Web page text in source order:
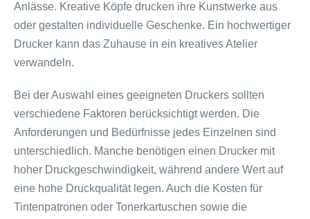
Anlässe. Kreative Köpfe drucken ihre Kunstwerke aus
oder gestalten individuelle Geschenke. Ein hochwertiger
Drucker kann das Zuhause in ein kreatives Atelier
verwandeln.
Bei der Auswahl eines geeigneten Druckers sollten
verschiedene Faktoren berücksichtigt werden. Die
Anforderungen und Bedürfnisse jedes Einzelnen sind
unterschiedlich. Manche benötigen einen Drucker mit
hoher Druckgeschwindigkeit, während andere Wert auf
eine hohe Druckqualität legen. Auch die Kosten für
Tintenpatronen oder Tonerkartuschen sowie die